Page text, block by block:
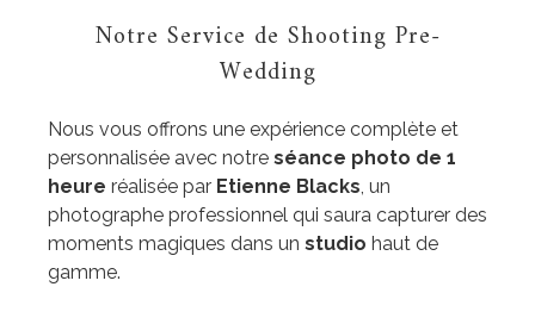
Notre Service de Shooting Pre-
Wedding
Nous vous offrons une expérience complète et
personnalisée avec notre séance photo de 1
heure réalisée par Etienne Blacks, un
photographe professionnel qui saura capturer des
moments magiques dans un studio haut de
gamme.